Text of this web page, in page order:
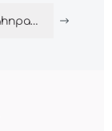
Zahnpasta selber machen: Natürlich gepflegte Zähne